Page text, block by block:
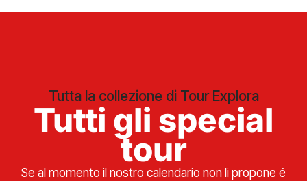
Tutta la collezione di Tour Explora
Tutti gli special
tour
Se al momento il nostro calendario non li propone é